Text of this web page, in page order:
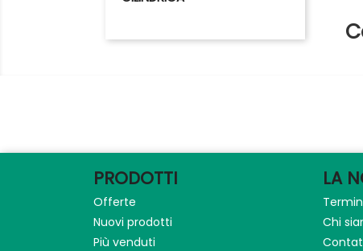
PRODOTTI
Offerte
Nuovi prodotti
Più venduti
LA
Chi